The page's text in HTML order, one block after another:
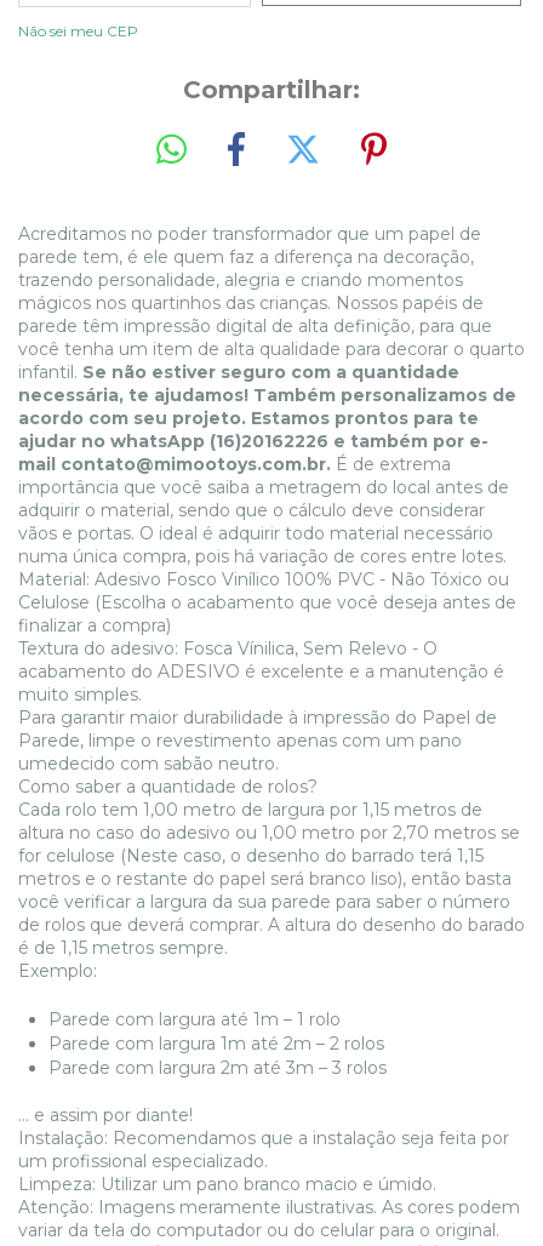
Não sei meu CEP
Compartilhar:
Acreditamos no poder transformador que um papel de
parede tem, é ele quem faz a diferença na decoração,
trazendo personalidade, alegria e criando momentos
mágicos nos quartinhos das crianças. Nossos papéis de
parede têm impressão digital de alta definição, para que
você tenha um item de alta qualidade para decorar o quarto
infantil. Se não estiver seguro com a quantidade
necessária, te ajudamos! Também personalizamos de
acordo com seu projeto. Estamos prontos para te
ajudar no whatsApp (16)20162226 e também por e-
mail contato@mimootoys.com.br. É de extrema
importância que você saiba a metragem do local antes de
adquirir o material, sendo que o cálculo deve considerar
vãos e portas. O ideal é adquirir todo material necessário
numa única compra, pois há variação de cores entre lotes.
Material: Adesivo Fosco Vinílico 100% PVC - Não Tóxico ou
Celulose (Escolha o acabamento que você deseja antes de
finalizar a compra)
Textura do adesivo: Fosca Vínilica, Sem Relevo - O
acabamento do ADESIVO é excelente e a manutenção é
muito simples.
Para garantir maior durabilidade à impressão do Papel de
Parede, limpe o revestimento apenas com um pano
umedecido com sabão neutro.
Como saber a quantidade de rolos?
Cada rolo tem 1,00 metro de largura por 1,15 metros de
altura no caso do adesivo ou 1,00 metro por 2,70 metros se
for celulose (Neste caso, o desenho do barrado terá 1,15
metros e o restante do papel será branco liso), então basta
você verificar a largura da sua parede para saber o número
de rolos que deverá comprar. A altura do desenho do barado
é de 1,15 metros sempre.
Exemplo:
Parede com largura até 1m – 1 rolo
Parede com largura 1m até 2m – 2 rolos
Parede com largura 2m até 3m – 3 rolos
... e assim por diante!
Instalação: Recomendamos que a instalação seja feita por
um profissional especializado.
Limpeza: Utilizar um pano branco macio e úmido.
Atenção: Imagens meramente ilustrativas. As cores podem
variar da tela do computador ou do celular para o original.